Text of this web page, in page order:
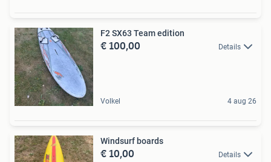
F2 SX63 Team edition
€ 100,00 Details
Volkel 4 aug 26
Windsurf boards
€ 10,00 Details